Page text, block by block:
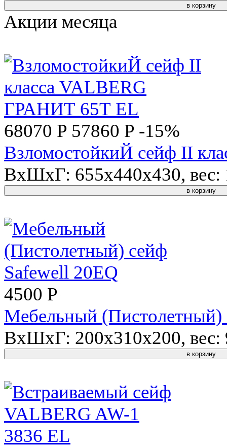
в корзину
Акции месяца
68070 P 57860 P -15%
ВзломостойкиЙ сейф II
ВхШхГ: 655x440x430, вес:
в корзину
4500 P
Мебельный (Пистолетный)
ВхШхГ: 200x310x200, вес:
в корзину